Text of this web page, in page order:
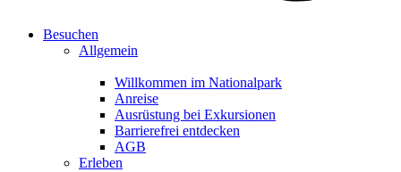
Besuchen
Allgemein
Willkommen im Nationalpark
Anreise
Ausrüstung bei Exkursionen
Barrierefrei entdecken
AGB
Erleben